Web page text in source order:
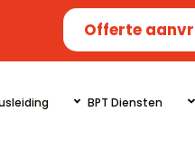
Offerte
BPT Diensten